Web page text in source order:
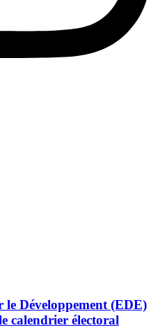
Développement (EDE)
calendrier électoral